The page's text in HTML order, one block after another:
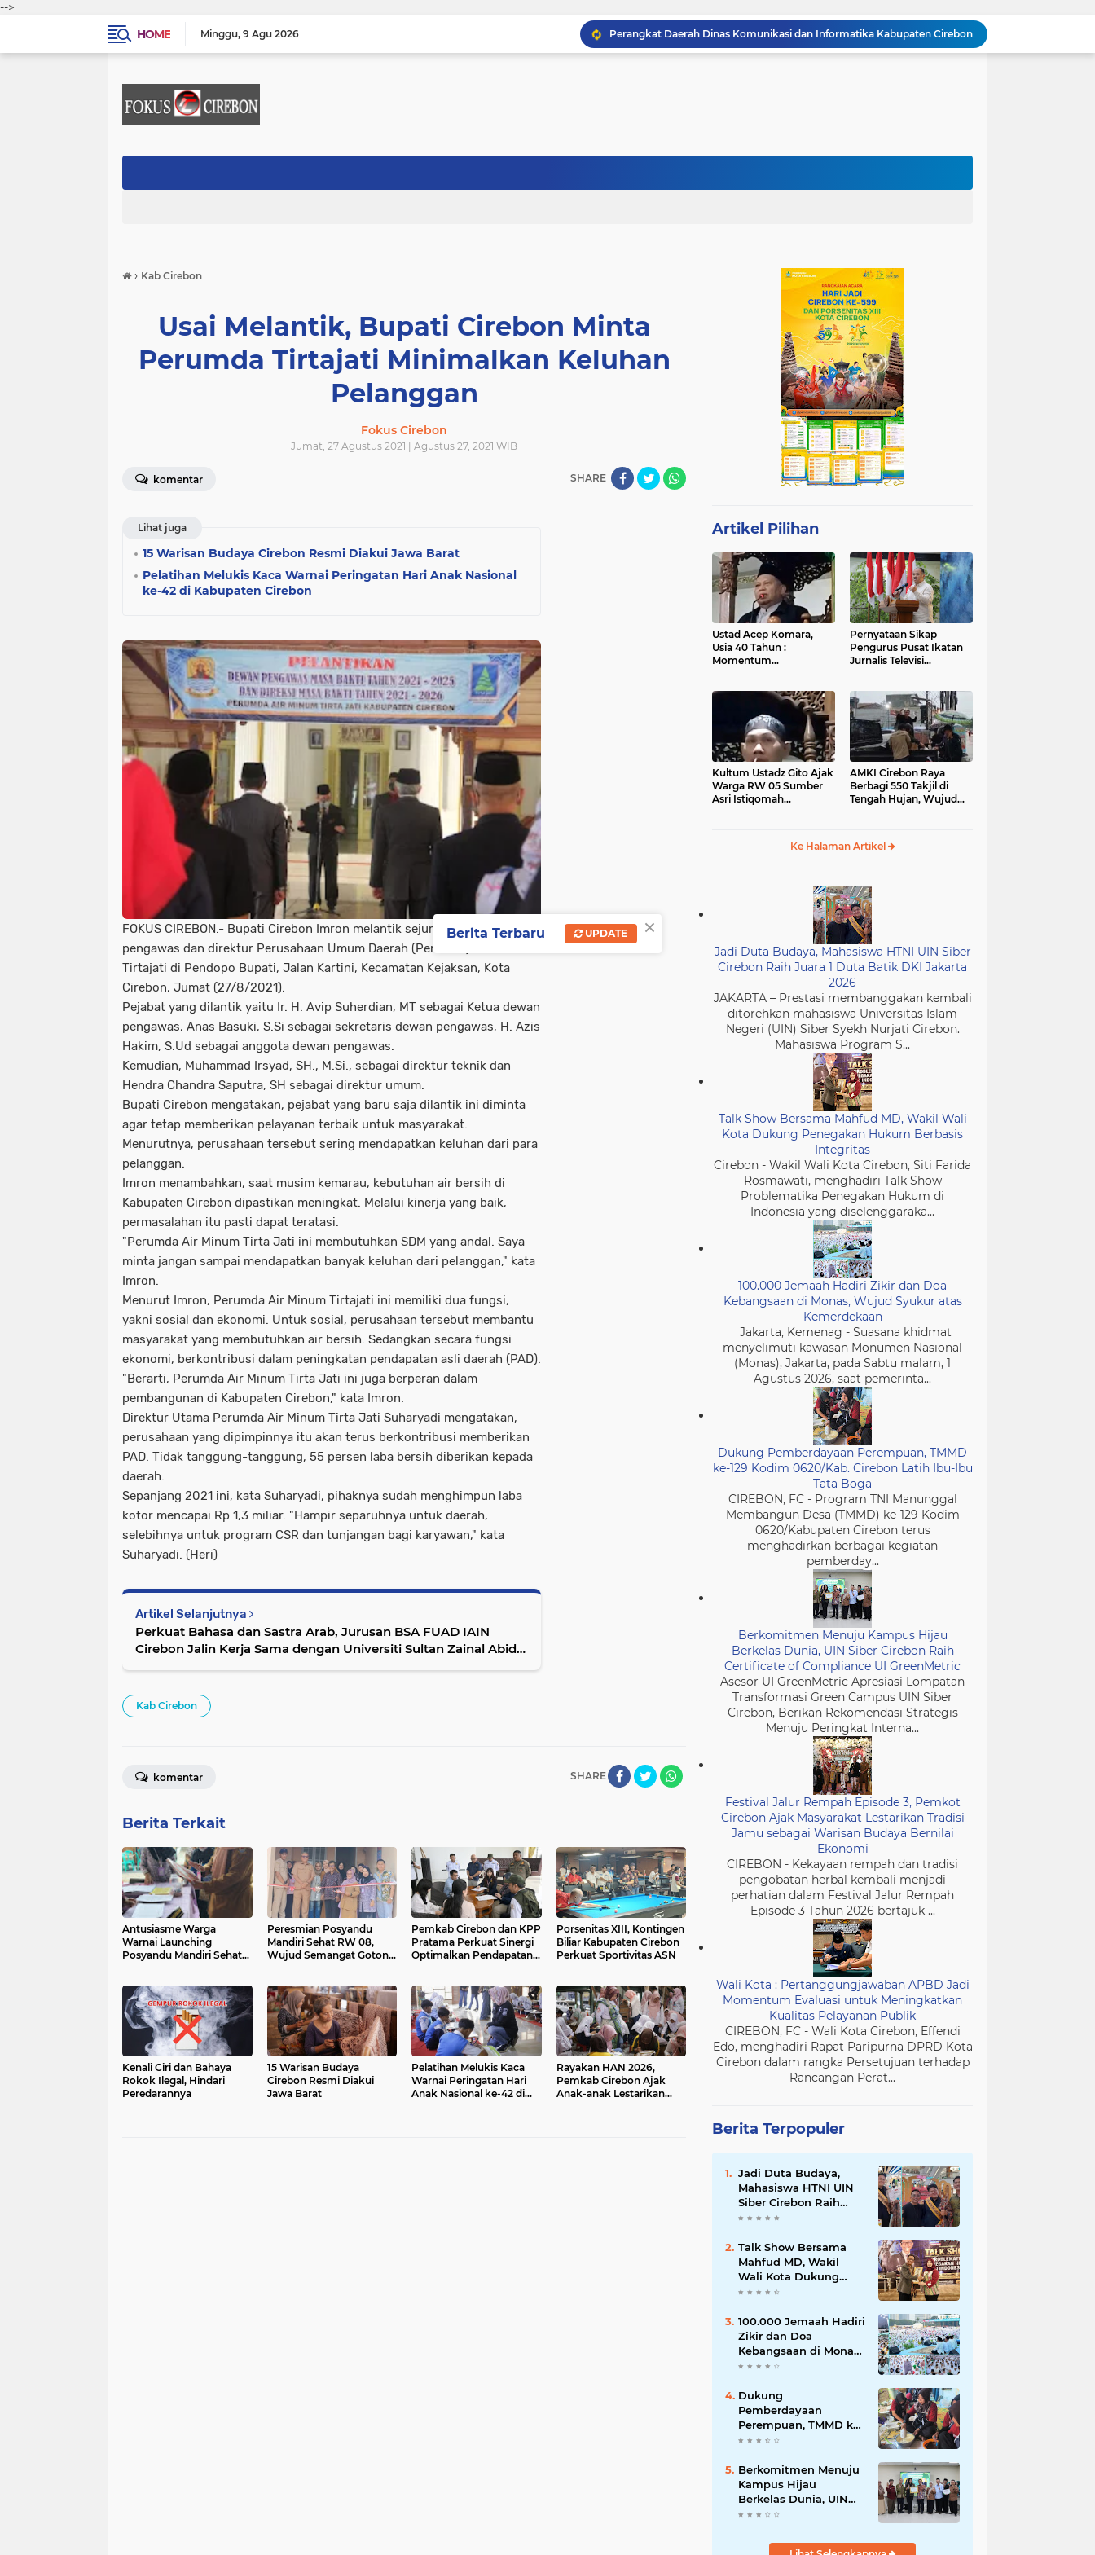
-->
HOME
Minggu 9 Agu 2026
Perangkat Daerah Dinas Komunikasi dan Informatika Kabupaten Cirebon
Wali Kota Cirebon Raih LPM Award 2026, Komitmen Pemberdayaan Masyarakat Mendapat Apresiasi Nasional
KKN Kelompok 106 UIN Siber Cirebon Dampingi Pelaku UMKM Desa Sindangjawa Urus NIB dan Sertifikat Halal
› Kab Cirebon
Usai Melantik, Bupati Cirebon Minta
Perumda Tirtajati Minimalkan Keluhan
Pelanggan
Fokus Cirebon
Jumat, 27 Agustus 2021 | Agustus 27, 2021 WIB
komentar SHARE
Lihat juga
15 Warisan Budaya Cirebon Resmi Diakui Jawa Barat
Pelatihan Melukis Kaca Warnai Peringatan Hari Anak Nasional
ke-42 di Kabupaten Cirebon
FOKUS CIREBON.- Bupati Cirebon Imron melantik sejumlah dewan
pengawas dan direktur Perusahaan Umum Daerah (Perumda) Air Minum
Tirtajati di Pendopo Bupati, Jalan Kartini, Kecamatan Kejaksan, Kota
Cirebon, Jumat (27/8/2021).
Pejabat yang dilantik yaitu Ir. H. Avip Suherdian, MT sebagai Ketua dewan
pengawas, Anas Basuki, S.Si sebagai sekretaris dewan pengawas, H. Azis
Hakim, S.Ud sebagai anggota dewan pengawas.
Kemudian, Muhammad Irsyad, SH., M.Si., sebagai direktur teknik dan
Hendra Chandra Saputra, SH sebagai direktur umum.
Bupati Cirebon mengatakan, pejabat yang baru saja dilantik ini diminta
agar tetap memberikan pelayanan terbaik untuk masyarakat.
Menurutnya, perusahaan tersebut sering mendapatkan keluhan dari para
pelanggan.
Imron menambahkan, saat musim kemarau, kebutuhan air bersih di
Kabupaten Cirebon dipastikan meningkat. Melalui kinerja yang baik,
permasalahan itu pasti dapat teratasi.
"Perumda Air Minum Tirta Jati ini membutuhkan SDM yang andal. Saya
minta jangan sampai mendapatkan banyak keluhan dari pelanggan," kata
Imron.
Menurut Imron, Perumda Air Minum Tirtajati ini memiliki dua fungsi,
yakni sosial dan ekonomi. Untuk sosial, perusahaan tersebut membantu
masyarakat yang membutuhkan air bersih. Sedangkan secara fungsi
ekonomi, berkontribusi dalam peningkatan pendapatan asli daerah (PAD).
"Berarti, Perumda Air Minum Tirta Jati ini juga berperan dalam
pembangunan di Kabupaten Cirebon," kata Imron.
Direktur Utama Perumda Air Minum Tirta Jati Suharyadi mengatakan,
perusahaan yang dipimpinnya itu akan terus berkontribusi memberikan
PAD. Tidak tanggung-tanggung, 55 persen laba bersih diberikan kepada
daerah.
Sepanjang 2021 ini, kata Suharyadi, pihaknya sudah menghimpun laba
kotor mencapai Rp 1,3 miliar. "Hampir separuhnya untuk daerah,
selebihnya untuk program CSR dan tunjangan bagi karyawan," kata
Suharyadi. (Heri)
Artikel Selanjutnya
Perkuat Bahasa dan Sastra Arab, Jurusan BSA FUAD IAIN
Cirebon Jalin Kerja Sama dengan Universiti Sultan Zainal Abidin
Kab Cirebon
SHARE
komentar
Berita Terkait
Antusiasme Warga
Warnai Launching
Posyandu Mandiri Sehat
Masyarakat
Peresmian Posyandu
Mandiri Sehat RW 08,
Wujud Semangat Gotong
Berkualitas
Pemkab Cirebon dan KPP
Pratama Perkuat Sinergi
Optimalkan Pendapatan
Porsenitas XIII, Kontingen
Biliar Kabupaten Cirebon
Perkuat Sportivitas ASN
Kenali Ciri dan Bahaya
Rokok Ilegal, Hindari
Peredarannya
15 Warisan Budaya
Cirebon Resmi Diakui
Jawa Barat
Pelatihan Melukis Kaca
Warnai Peringatan Hari
Anak Nasional ke-42 di
Rayakan HAN 2026,
Pemkab Cirebon Ajak
Anak-anak Lestarikan
Artikel Pilihan
Ustad Acep Komara,
Usia 40 Tahun :
Momentum
Pernyataan Sikap
Pengurus Pusat Ikatan
Jurnalis Televisi
Kultum Ustadz Gito Ajak
Warga RW 05 Sumber
Asri Istiqomah
AMKI Cirebon Raya
Berbagi 550 Takjil di
Tengah Hujan, Wujud
Ke Halaman Artikel
Jadi Duta Budaya, Mahasiswa HTNI UIN Siber
Cirebon Raih Juara 1 Duta Batik DKI Jakarta
2026
JAKARTA – Prestasi membanggakan kembali
ditorehkan mahasiswa Universitas Islam
Negeri (UIN) Siber Syekh Nurjati Cirebon.
Mahasiswa Program S...
Talk Show Bersama Mahfud MD, Wakil Wali
Kota Dukung Penegakan Hukum Berbasis
Integritas
Cirebon - Wakil Wali Kota Cirebon, Siti Farida
Rosmawati, menghadiri Talk Show
Problematika Penegakan Hukum di
Indonesia yang diselenggaraka...
100.000 Jemaah Hadiri Zikir dan Doa
Kebangsaan di Monas, Wujud Syukur atas
Kemerdekaan
Jakarta, Kemenag - Suasana khidmat
menyelimuti kawasan Monumen Nasional
(Monas), Jakarta, pada Sabtu malam, 1
Agustus 2026, saat pemerinta...
Dukung Pemberdayaan Perempuan, TMMD
ke-129 Kodim 0620/Kab. Cirebon Latih Ibu-Ibu
Tata Boga
CIREBON, FC - Program TNI Manunggal
Membangun Desa (TMMD) ke-129 Kodim
0620/Kabupaten Cirebon terus
menghadirkan berbagai kegiatan
pemberday...
Berkomitmen Menuju Kampus Hijau
Berkelas Dunia, UIN Siber Cirebon Raih
Certificate of Compliance UI GreenMetric
Asesor UI GreenMetric Apresiasi Lompatan
Transformasi Green Campus UIN Siber
Cirebon, Berikan Rekomendasi Strategis
Menuju Peringkat Interna...
Festival Jalur Rempah Episode 3, Pemkot
Cirebon Ajak Masyarakat Lestarikan Tradisi
Jamu sebagai Warisan Budaya Bernilai
Ekonomi
CIREBON - Kekayaan rempah dan tradisi
pengobatan herbal kembali menjadi
perhatian dalam Festival Jalur Rempah
Episode 3 Tahun 2026 bertajuk ...
Wali Kota : Pertanggungjawaban APBD Jadi
Momentum Evaluasi untuk Meningkatkan
Kualitas Pelayanan Publik
CIREBON, FC - Wali Kota Cirebon, Effendi
Edo, menghadiri Rapat Paripurna DPRD Kota
Cirebon dalam rangka Persetujuan terhadap
Rancangan Perat...
Berita Terpopuler
Jadi Duta Budaya,
Mahasiswa HTNI UIN
Siber Cirebon Raih
Juara 1 Duta Batik DKI
Talk Show Bersama
Mahfud MD, Wakil
Wali Kota Dukung
Penegakan Hukum
100.000 Jemaah Hadiri
Zikir dan Doa
Kebangsaan di Monas,
Wujud Syukur atas
Dukung
Pemberdayaan
Perempuan, TMMD ke-
129 Kodim 0620/Kab.
Tata Boga
Berkomitmen Menuju
Kampus Hijau
Berkelas Dunia, UIN
Siber Cirebon Raih
Compliance UI
×
Berita Terbaru UPDATE